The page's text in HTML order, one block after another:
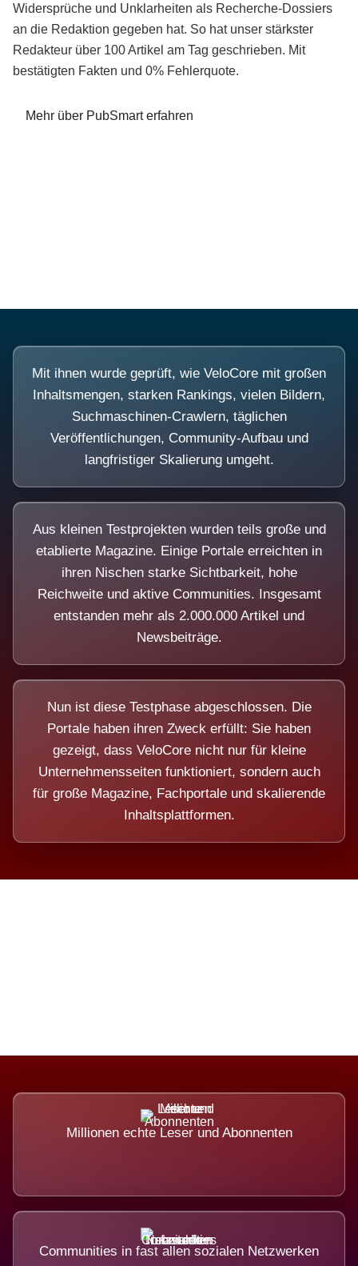
Widersprüche und Unklarheiten als Recherche-Dossiers
an die Redaktion gegeben hat. So hat unser stärkster
Redakteur über 100 Artikel am Tag geschrieben. Mit
bestätigten Fakten und 0% Fehlerquote.
Mehr über PubSmart erfahren
Mit ihnen wurde geprüft, wie VeloCore mit großen
Inhaltsmengen, starken Rankings, vielen Bildern,
Suchmaschinen-Crawlern, täglichen
Veröffentlichungen, Community-Aufbau und
langfristiger Skalierung umgeht.
Aus kleinen Testprojekten wurden teils große und
etablierte Magazine. Einige Portale erreichten in
ihren Nischen starke Sichtbarkeit, hohe
Reichweite und aktive Communities. Insgesamt
entstanden mehr als 2.000.000 Artikel und
Newsbeiträge.
Nun ist diese Testphase abgeschlossen. Die
Portale haben ihren Zweck erfüllt: Sie haben
gezeigt, dass VeloCore nicht nur für kleine
Unternehmensseiten funktioniert, sondern auch
für große Magazine, Fachportale und skalierende
Inhaltsplattformen.
Millionen echte Leser und Abonnenten
Communities in fast allen sozialen Netzwerken